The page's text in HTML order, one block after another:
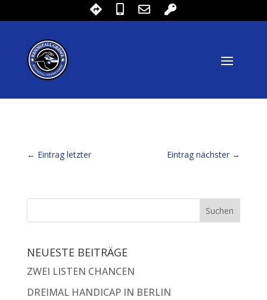
← Eintrag letzter Eintrag nächster →
NEUESTE BEITRÄGE
ZWEI LISTEN CHANCEN
DREIMAL HANDICAP IN BERLIN